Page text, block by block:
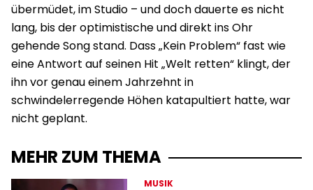
übermüdet, im Studio – und doch dauerte es nicht
lang, bis der optimistische und direkt ins Ohr
gehende Song stand. Dass „Kein Problem“ fast wie
eine Antwort auf seinen Hit „Welt retten“ klingt, der
ihn vor genau einem Jahrzehnt in
schwindelerregende Höhen katapultiert hatte, war
nicht geplant.
MEHR ZUM THEMA
MUSIK